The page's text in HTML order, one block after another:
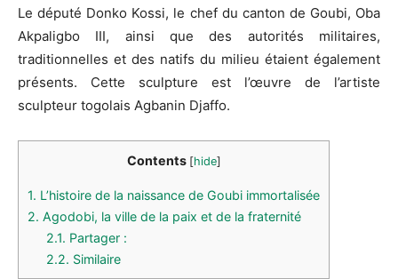
Le député Donko Kossi, le chef du canton de Goubi, Oba
Akpaligbo III, ainsi que des autorités militaires,
traditionnelles et des natifs du milieu étaient également
présents. Cette sculpture est l’œuvre de l’artiste
sculpteur togolais Agbanin Djaffo.
Contents [hide]
1. L’histoire de la naissance de Goubi immortalisée
2. Agodobi, la ville de la paix et de la fraternité
2.1. Partager :
2.2. Similaire